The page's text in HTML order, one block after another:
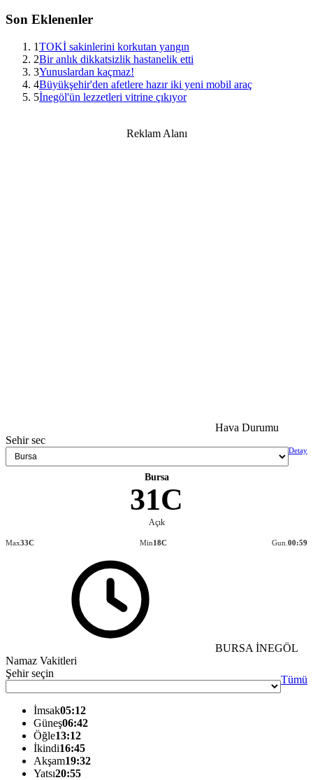
Son Eklenenler
1TOKİ sakinlerini korkutan yangın
2Bir anlık dikkatsizlik hastanelik etti
3Yunuslardan kaçmaz!
4Büyükşehir'den afetlere hazır iki yeni mobil araç
5İnegöl'ün lezzetleri vitrine çıkıyor
Reklam Alanı
Hava Durumu
Sehir sec
Detay
Bursa
31C
Açık
Max33C Min18C Gun. 00:59
BURSA İNEGÖL
Namaz Vakitleri
Şehir seçin
Tümü
İmsak05:12
Güneş06:42
Öğle13:12
İkindi16:45
Akşam19:32
Yatsı20:55